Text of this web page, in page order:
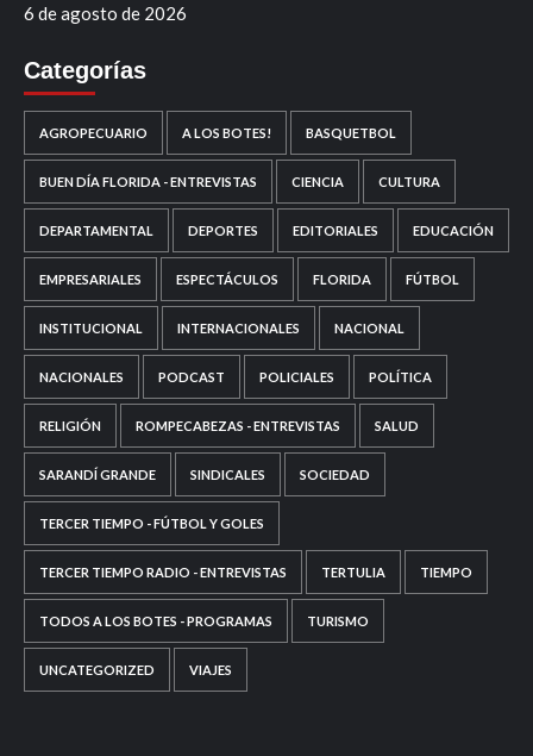
6 de agosto de 2026
Categorías
AGROPECUARIO A LOS BOTES! BASQUETBOL
BUEN DÍA FLORIDA - ENTREVISTAS CIENCIA CULTURA
DEPARTAMENTAL DEPORTES EDITORIALES EDUCACIÓN
EMPRESARIALES ESPECTÁCULOS FLORIDA FÚTBOL
INSTITUCIONAL INTERNACIONALES NACIONAL
NACIONALES PODCAST POLICIALES POLÍTICA
RELIGIÓN ROMPECABEZAS - ENTREVISTAS SALUD
SARANDÍ GRANDE SINDICALES SOCIEDAD
TERCER TIEMPO - FÚTBOL Y GOLES
TERCER TIEMPO RADIO - ENTREVISTAS TERTULIA TIEMPO
TODOS A LOS BOTES - PROGRAMAS TURISMO
UNCATEGORIZED VIAJES